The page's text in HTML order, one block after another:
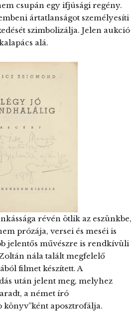
csupán egy ifjúsági regény.
ártatlanságot személyesíti
szimbolizálja. Jelen aukció
alá.
révén ötlik az eszünkbe,
prózája, versei és meséi is
jelentős művészre is rendkívüli
nála talált megfelelő
filmet készített. A
után jelent meg, melyhez
a német író
könyv”ként aposztrofálja.